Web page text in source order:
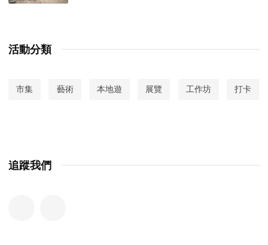
活動分類
市集 藝術 本地遊 展覽 工作坊 打卡
追蹤我們